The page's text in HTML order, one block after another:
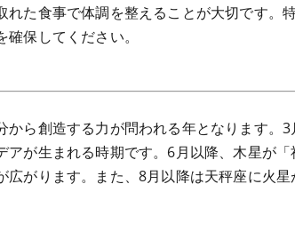
た食事で体調を整えることが大切です。
保してください。
ら創造する力が問われる年となります。3
が生まれる時期です。6月以降、木星が「
がります。また、8月以降は天秤座に火星